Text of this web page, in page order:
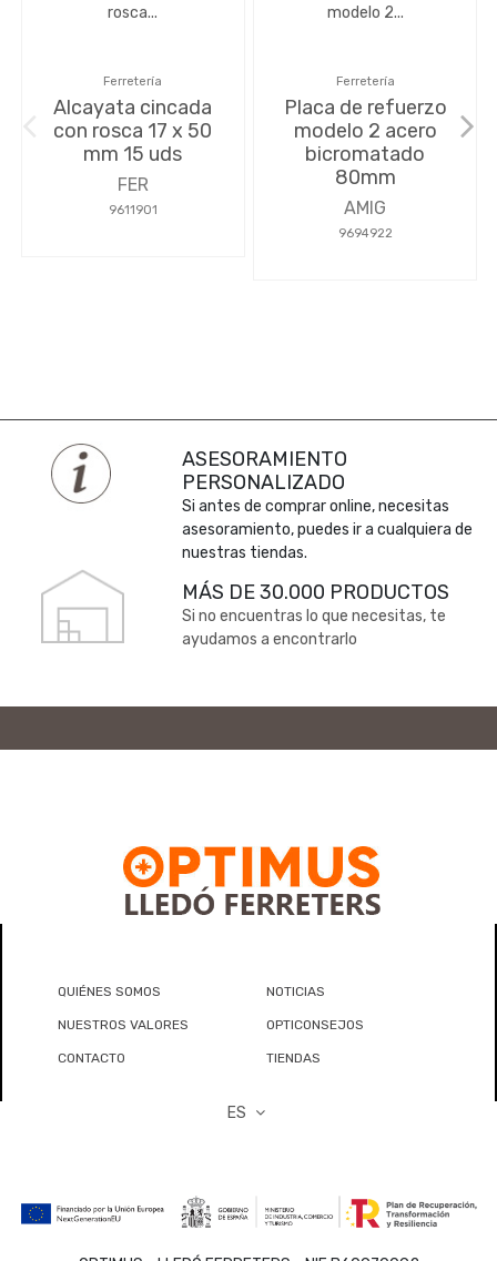
Ferretería
Alcayata cincada
con rosca 17 x 50
mm 15 uds
FER
9611901
Ferretería
Placa de refuerzo
modelo 2 acero
bicromatado
80mm
AMIG
9694922
ASESORAMIENTO
PERSONALIZADO
Si antes de comprar online, necesitas
asesoramiento, puedes ir a cualquiera de
nuestras tiendas.
MÁS DE 30.000 PRODUCTOS
Si no encuentras lo que necesitas, te
ayudamos a encontrarlo
QUIÉNES SOMOS NOTICIAS
NUESTROS VALORES OPTICONSEJOS
CONTACTO TIENDAS
ES